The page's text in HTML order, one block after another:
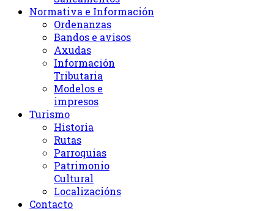
Normativa e Información
Ordenanzas
Bandos e avisos
Axudas
Información
Tributaria
Modelos e
impresos
Turismo
Historia
Rutas
Parroquias
Patrimonio
Cultural
Localizacións
Contacto